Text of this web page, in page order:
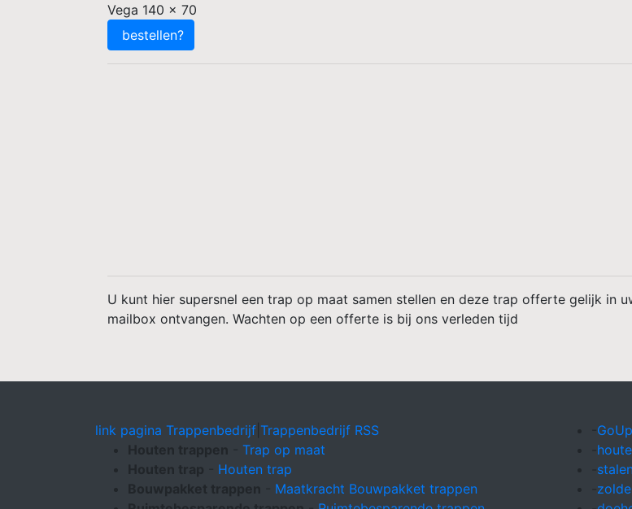
Vega 140 x 70
U kunt hier supersnel een trap op maat samen stellen en deze trap offerte gelijk in
mailbox ontvangen. Wachten op een offerte is bij ons verleden tijd
link pagina Trappenbedrijf Trappenbedrijf RSS
Houten trappen
Trap op maat
Houten trap
Houten trap
Bouwpakket trappen
Maatkracht Bouwpakket trappen